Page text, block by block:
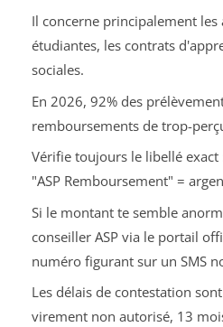
Il concerne principalement les
étudiantes, les contrats
sociales.
En 2026, 92% des
remboursements de trop-
Vérifie toujours le libellé exact
"ASP Remboursement" =
Si le montant te semble
conseiller ASP via le portail
numéro figurant sur un SMS
Les délais de contestation
virement non autorisé, 13